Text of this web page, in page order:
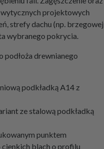
projektowych
strefy dachu (np. brzegowej
wybranego pokrycia.
podłoża drewnianego
podkładką A14 z
ze stalową podkładką
punktem
blach o profilu